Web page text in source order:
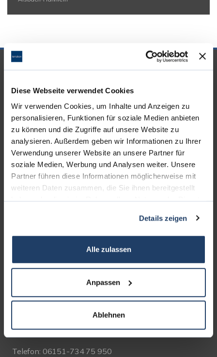
Diese Webseite verwendet Cookies
Wir verwenden Cookies, um Inhalte und Anzeigen zu
personalisieren, Funktionen für soziale Medien anbieten
zu können und die Zugriffe auf unsere Website zu
analysieren. Außerdem geben wir Informationen zu Ihrer
Verwendung unserer Website an unsere Partner für
soziale Medien, Werbung und Analysen weiter. Unsere
Partner führen diese Informationen möglicherweise mit
weiteren Daten zusammen, die Sie ihnen bereitgestellt
Details zeigen
Alle zulassen
Anpassen
Ablehnen
UNSERE PARTNER &
AUSZEICHNUNGEN
terrakon Immobilienberatung
Bad Nauheimer Straße 4
Bürozeiten:
Mo. - Fr. 9.00 - 18.00 Uhr
Sa. + So. nach Vereinbarung
Telefon: 06151-734 75 950